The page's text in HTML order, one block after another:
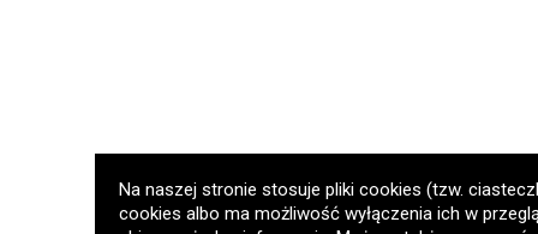
Na naszej stronie stosuje pliki cookies (tzw.
cookies albo ma możliwość wyłączenia ich w